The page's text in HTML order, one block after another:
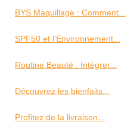
BYS Maquillage : Comment...
SPF50 et l'Environnement...
Routine Beauté : Intégrer...
Découvrez les bienfaits...
Profitez de la livraison...